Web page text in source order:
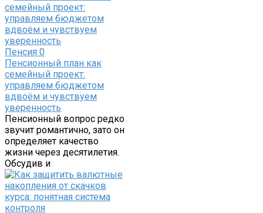
Пенсия 0
Пенсионный план как
семейный проект:
управляем бюджетом
вдвоём и чувствуем
уверенность
Пенсионный вопрос редко
звучит романтично, зато он
определяет качество
жизни через десятилетия.
Обсудив и